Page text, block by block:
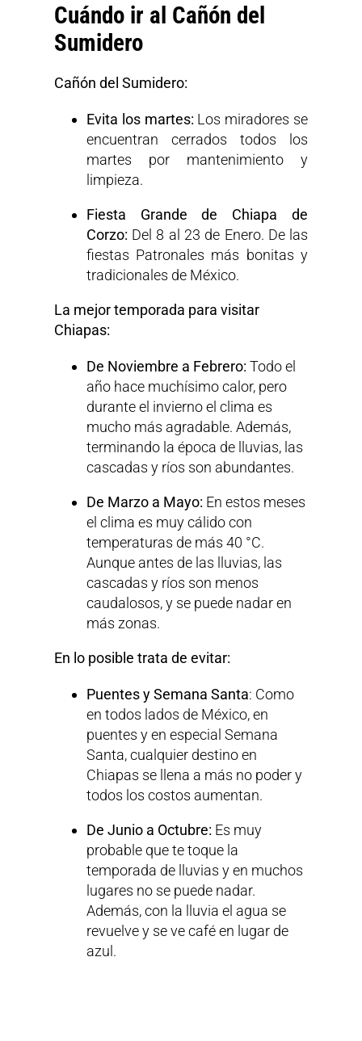
Cuándo ir al Cañón del
Sumidero
Cañón del Sumidero:
Evita los martes: Los miradores se
encuentran cerrados todos los
martes por mantenimiento y
limpieza.
Fiesta Grande de
Chiapa de
Corzo: Del 8 al 23 de Enero. De las
fiestas Patronales más bonitas y
tradicionales de México.
La mejor temporada para visitar
Chiapas:
De Noviembre a Febrero: Todo el
año hace muchísimo calor, pero
durante el invierno el clima es
mucho más agradable. Además,
terminando la época de lluvias, las
cascadas y ríos son abundantes.
De Marzo a Mayo: En estos meses
el clima es muy cálido con
temperaturas de más 40 °C.
Aunque antes de las lluvias, las
cascadas y ríos son menos
caudalosos, y se puede nadar en
más zonas.
En lo posible trata de evitar:
Puentes y Semana Santa: Como
en todos lados de México, en
puentes y en especial Semana
Santa, cualquier destino en
Chiapas se llena a más no poder y
todos los costos aumentan.
De Junio a Octubre: Es muy
probable que te toque la
temporada de lluvias y en muchos
lugares no se puede nadar.
Además, con la lluvia el agua se
revuelve y se ve café en lugar de
azul.